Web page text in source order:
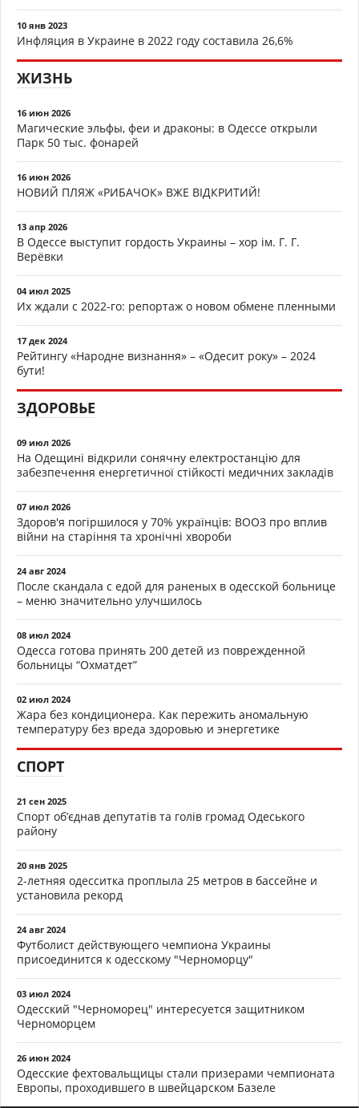
10 янв 2023
Инфляция в Украине в 2022 году составила 26,6%
ЖИЗНЬ
16 июн 2026
Магические эльфы, феи и драконы: в Одессе открыли
Парк 50 тыс. фонарей
16 июн 2026
НОВИЙ ПЛЯЖ «РИБАЧОК» ВЖЕ ВІДКРИТИЙ!
13 апр 2026
В Одессе выступит гордость Украины – хор ім. Г. Г.
Верёвки
04 июл 2025
Их ждали с 2022-го: репортаж о новом обмене пленными
17 дек 2024
Рейтингу «Народне визнання» – «Одесит року» – 2024
бути!
ЗДОРОВЬЕ
09 июл 2026
На Одещині відкрили сонячну електростанцію для
забезпечення енергетичної стійкості медичних закладів
07 июл 2026
Здоров'я погіршилося у 70% українців: ВООЗ про вплив
війни на старіння та хронічні хвороби
24 авг 2024
После скандала с едой для раненых в одесской больнице
– меню значительно улучшилось
08 июл 2024
Одесса готова принять 200 детей из поврежденной
больницы “Охматдет”
02 июл 2024
Жара без кондиционера. Как пережить аномальную
температуру без вреда здоровью и энергетике
СПОРТ
21 сен 2025
Спорт об’єднав депутатів та голів громад Одеського
району
20 янв 2025
2-летняя одесситка проплыла 25 метров в бассейне и
установила рекорд
24 авг 2024
Футболист действующего чемпиона Украины
присоединится к одесскому "Черноморцу"
03 июл 2024
Одесский "Черноморец" интересуется защитником
Черноморцем
26 июн 2024
Одесские фехтовальщицы стали призерами чемпионата
Европы, проходившего в швейцарском Базеле